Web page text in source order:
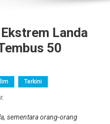
Landa
50
Terkini
On
Panas
sementara orang-orang